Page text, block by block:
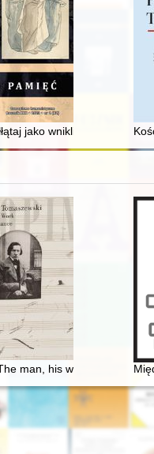
w Tarnowie, 20-22 IV
ideolog
jako wnikliwy
zachowanych źródeł
man, his work and its